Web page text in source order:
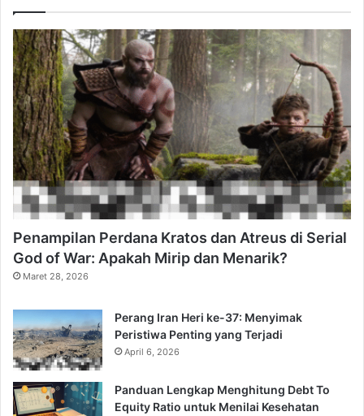
Penampilan Perdana Kratos dan Atreus di Serial
God of War: Apakah Mirip dan Menarik?
Maret 28, 2026
Perang Iran Heri ke-37: Menyimak
Peristiwa Penting yang Terjadi
April 6, 2026
Panduan Lengkap Menghitung Debt To
Equity Ratio untuk Menilai Kesehatan